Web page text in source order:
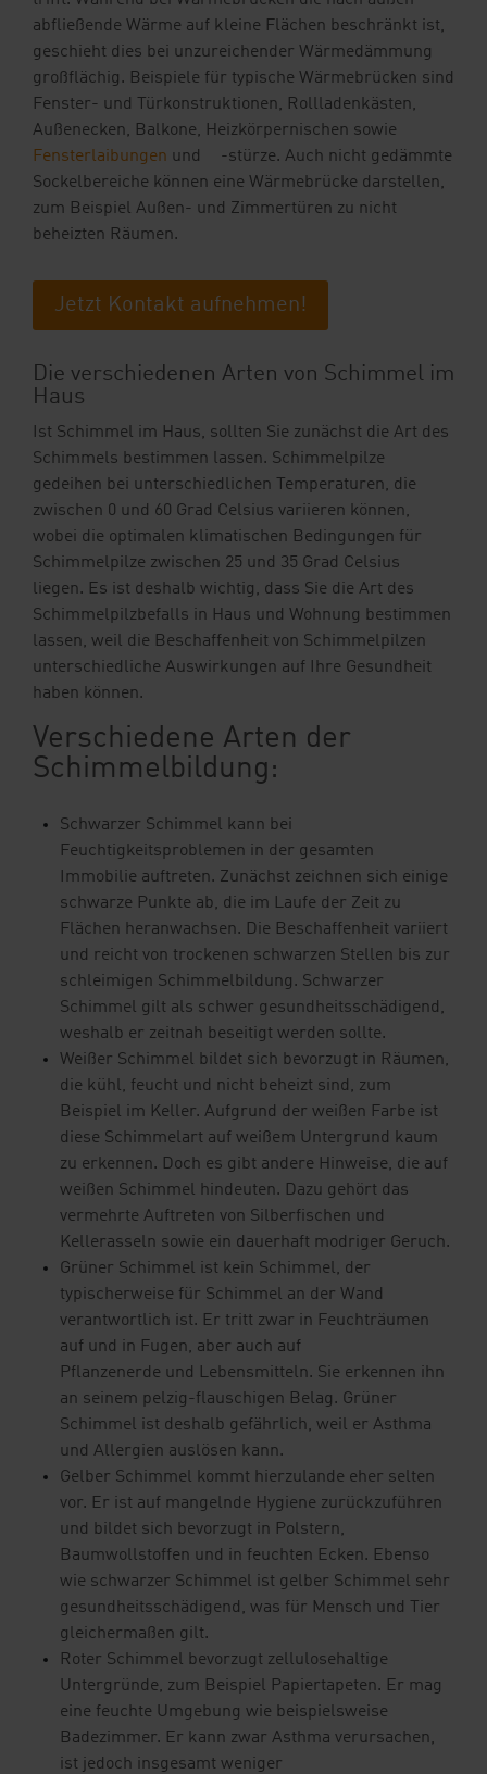
abfließende Wärme auf kleine Flächen beschränkt ist,
geschieht dies bei unzureichender Wärmedämmung
großflächig. Beispiele für typische Wärmebrücken sind
Fenster- und Türkonstruktionen, Rollladenkästen,
Außenecken, Balkone, Heizkörpernischen sowie
Fensterlaibungen und -stürze. Auch nicht gedämmte
Sockelbereiche können eine Wärmebrücke darstellen,
zum Beispiel Außen- und Zimmertüren zu nicht
beheizten Räumen.
Jetzt Kontakt aufnehmen!
Die verschiedenen Arten von Schimmel im
Haus
Ist Schimmel im Haus, sollten Sie zunächst die Art des
Schimmels bestimmen lassen. Schimmelpilze
gedeihen bei unterschiedlichen Temperaturen, die
zwischen 0 und 60 Grad Celsius variieren können,
wobei die optimalen klimatischen Bedingungen für
Schimmelpilze zwischen 25 und 35 Grad Celsius
liegen. Es ist deshalb wichtig, dass Sie die Art des
Schimmelpilzbefalls in Haus und Wohnung bestimmen
lassen, weil die Beschaffenheit von Schimmelpilzen
unterschiedliche Auswirkungen auf Ihre Gesundheit
haben können.
Verschiedene Arten der
Schimmelbildung:
Schwarzer Schimmel kann bei
Feuchtigkeitsproblemen in der gesamten
Immobilie auftreten. Zunächst zeichnen sich einige
schwarze Punkte ab, die im Laufe der Zeit zu
Flächen heranwachsen. Die Beschaffenheit variiert
und reicht von trockenen schwarzen Stellen bis zur
schleimigen Schimmelbildung. Schwarzer
Schimmel gilt als schwer gesundheitsschädigend,
weshalb er zeitnah beseitigt werden sollte.
Weißer Schimmel bildet sich bevorzugt in Räumen,
die kühl, feucht und nicht beheizt sind, zum
Beispiel im Keller. Aufgrund der weißen Farbe ist
diese Schimmelart auf weißem Untergrund kaum
zu erkennen. Doch es gibt andere Hinweise, die auf
weißen Schimmel hindeuten. Dazu gehört das
vermehrte Auftreten von Silberfischen und
Kellerasseln sowie ein dauerhaft modriger Geruch.
Grüner Schimmel ist kein Schimmel, der
typischerweise für Schimmel an der Wand
verantwortlich ist. Er tritt zwar in Feuchträumen
auf und in Fugen, aber auch auf
Pflanzenerde und Lebensmitteln. Sie erkennen ihn
an seinem pelzig-flauschigen Belag. Grüner
Schimmel ist deshalb gefährlich, weil er Asthma
und Allergien auslösen kann.
Gelber Schimmel kommt hierzulande eher selten
vor. Er ist auf mangelnde Hygiene zurückzuführen
und bildet sich bevorzugt in Polstern,
Baumwollstoffen und in feuchten Ecken. Ebenso
wie schwarzer Schimmel ist gelber Schimmel sehr
gesundheitsschädigend, was für Mensch und Tier
gleichermaßen gilt.
Roter Schimmel bevorzugt zellulosehaltige
Untergründe, zum Beispiel Papiertapeten. Er mag
eine feuchte Umgebung wie beispielsweise
Badezimmer. Er kann zwar Asthma verursachen,
ist jedoch insgesamt weniger